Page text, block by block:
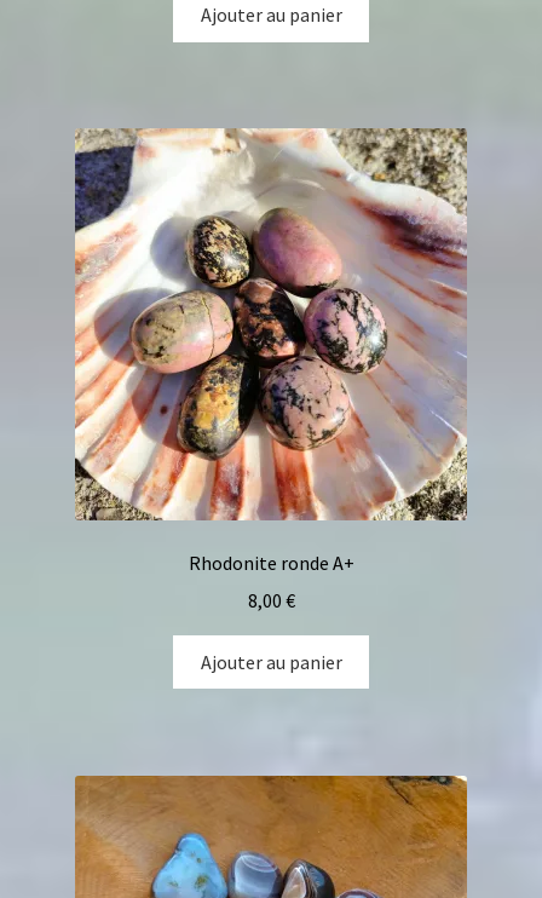
Ajouter au panier
Rhodonite ronde A+
8,00 €
Ajouter au panier